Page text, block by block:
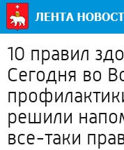
10 правил
Сегодня во
решили
все-таки